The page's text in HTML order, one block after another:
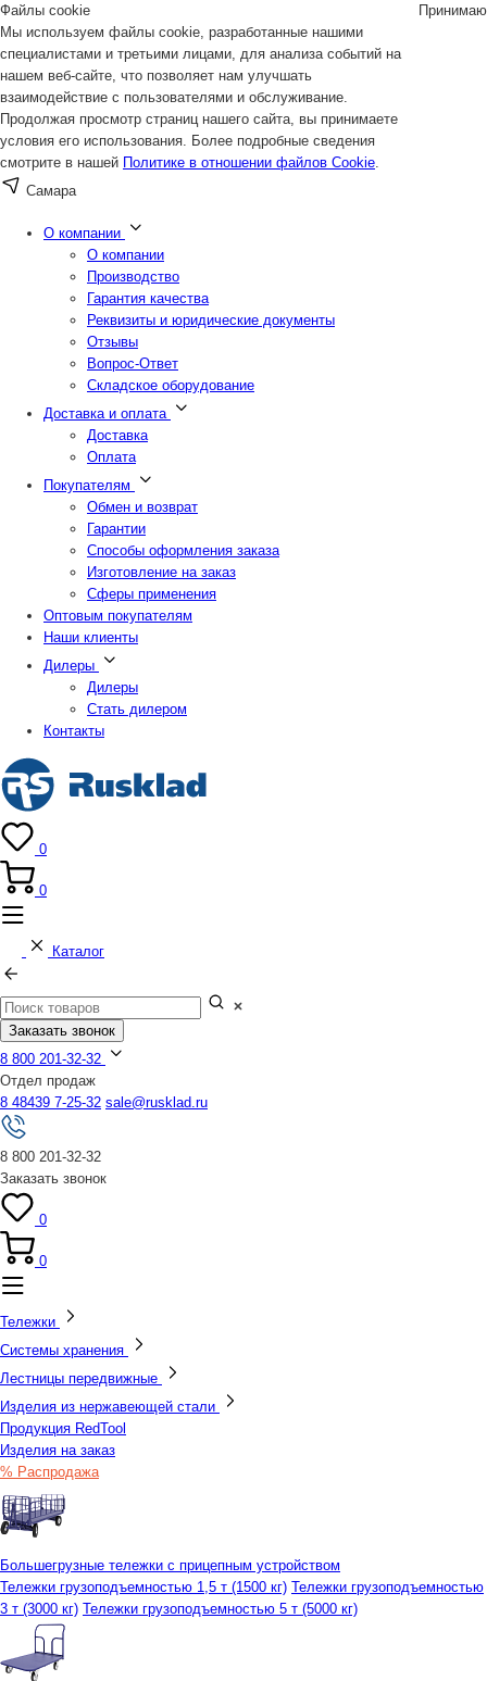
Файлы cookie
Мы используем файлы cookie, разработанные нашими
специалистами и третьими лицами, для анализа событий на
нашем веб-сайте, что позволяет нам улучшать
взаимодействие с пользователями и обслуживание.
Продолжая просмотр страниц нашего сайта, вы принимаете
условия его использования. Более подробные сведения
смотрите в нашей Политике в отношении файлов Cookie.
Принимаю
Самара
О компании
О компании
Производство
Гарантия качества
Реквизиты и юридические документы
Отзывы
Вопрос-Ответ
Складское оборудование
Доставка и оплата
Доставка
Оплата
Покупателям
Обмен и возврат
Гарантии
Способы оформления заказа
Изготовление на заказ
Сферы применения
Оптовым покупателям
Наши клиенты
Дилеры
Дилеры
Стать дилером
Контакты
0
0
Каталог
Заказать звонок
8 800 201-32-32
Отдел продаж
8 48439 7-25-32 sale@rusklad.ru
8 800 201-32-32
Заказать звонок
0
0
Тележки
Системы хранения
Лестницы передвижные
Изделия из нержавеющей стали
Продукция RedTool
Изделия на заказ
% Распродажа
Большегрузные тележки с прицепным устройством
Тележки грузоподъемностью 1,5 т (1500 кг) Тележки грузоподъемностью
3 т (3000 кг) Тележки грузоподъемностью 5 т (5000 кг)